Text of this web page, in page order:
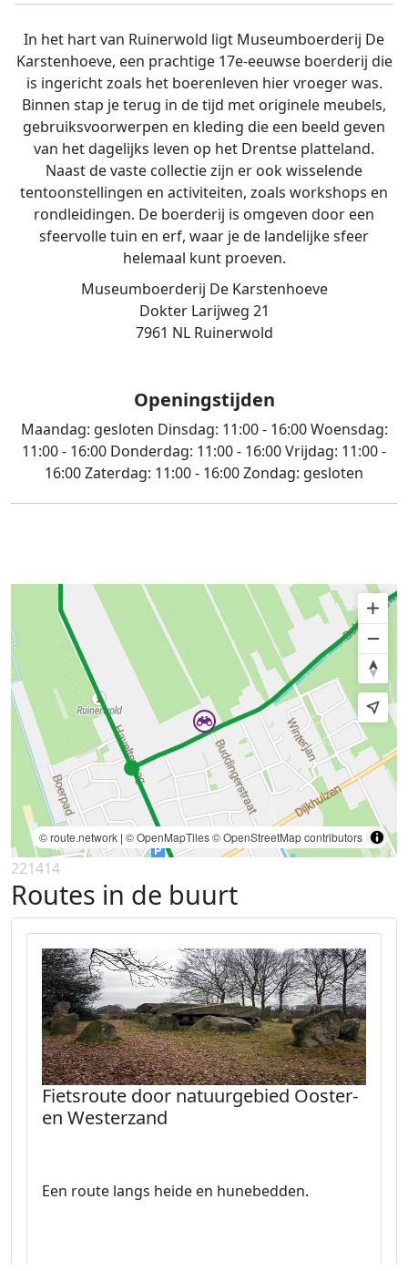
In het hart van Ruinerwold ligt Museumboerderij De
Karstenhoeve, een prachtige 17e-eeuwse boerderij die
is ingericht zoals het boerenleven hier vroeger was.
Binnen stap je terug in de tijd met originele meubels,
gebruiksvoorwerpen en kleding die een beeld geven
van het dagelijks leven op het Drentse platteland.
Naast de vaste collectie zijn er ook wisselende
tentoonstellingen en activiteiten, zoals workshops en
rondleidingen. De boerderij is omgeven door een
sfeervolle tuin en erf, waar je de landelijke sfeer
helemaal kunt proeven.
Museumboerderij De Karstenhoeve
Dokter Larijweg 21
7961 NL Ruinerwold
Openingstijden
Maandag: gesloten Dinsdag: 11:00 - 16:00Woensdag:
11:00 - 16:00 Donderdag: 11:00 - 16:00Vrijdag: 11:00 -
16:00Zaterdag: 11:00 - 16:00Zondag: gesloten
© route.network | © OpenMapTiles© OpenStreetMap contributors
221414
Routes in de buurt
Fietsroute door natuurgebied Ooster-
en Westerzand
Een route langs heide en hunebedden.